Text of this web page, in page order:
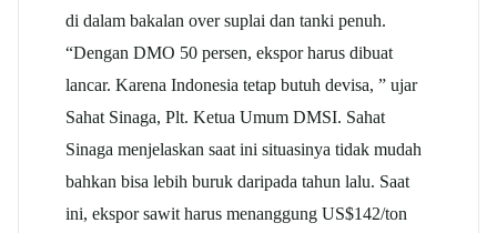
di dalam bakalan over suplai dan tanki penuh.
“Dengan DMO 50 persen, ekspor harus dibuat
lancar. Karena Indonesia tetap butuh devisa, ” ujar
Sahat Sinaga, Plt. Ketua Umum DMSI. Sahat
Sinaga menjelaskan saat ini situasinya tidak mudah
bahkan bisa lebih buruk daripada tahun lalu. Saat
ini, ekspor sawit harus menanggung US$142/ton